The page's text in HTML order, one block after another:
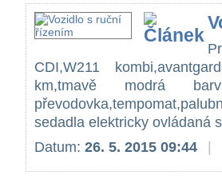
CDI,W211
km,tmavě modrá
sedadla elektricky ovládaná
Datum: 26. 5. 2015 09:44